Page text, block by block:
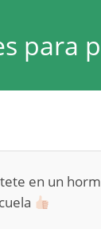
para
en un